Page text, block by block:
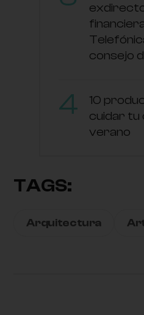
consejo
10
cuidar tu
verano
TAGS:
Arquitectura